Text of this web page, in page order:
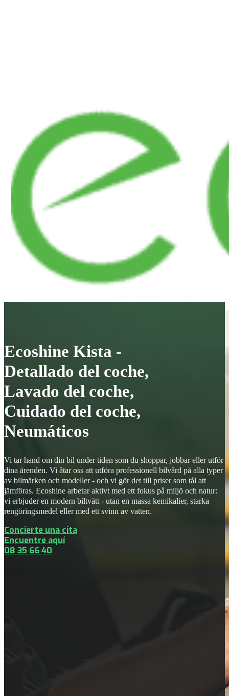
Ecoshine Kista -
Detallado del coche,
Lavado del coche,
Cuidado del coche,
Neumáticos
Vi tar hand om din bil under tiden som du shoppar, jobbar eller utför
dina ärenden. Vi åtar oss att utföra professionell bilvård på alla typer
av bilmärken och modeller - och vi gör det till priser som tål att
jämföras. Ecoshine arbetar aktivt med ett fokus på miljö och natur:
vi erbjuder en modern biltvätt - utan en massa kemikalier, starka
rengöringsmedel eller med ett svinn av vatten.
Concierte una cita
Encuentre aquí
08 35 66 40